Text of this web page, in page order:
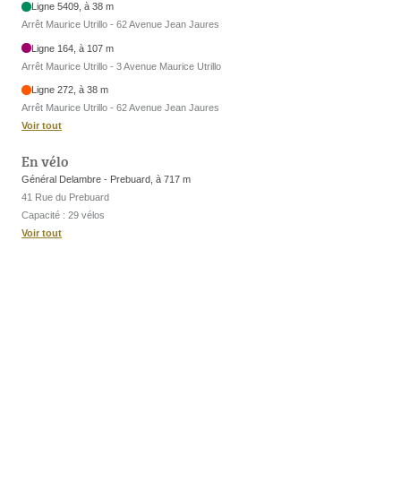
Ligne 5409, à 38 m
Arrêt Maurice Utrillo - 62 Avenue Jean Jaures
Ligne 164, à 107 m
Arrêt Maurice Utrillo - 3 Avenue Maurice Utrillo
Ligne 272, à 38 m
Arrêt Maurice Utrillo - 62 Avenue Jean Jaures
Voir tout
En vélo
Général Delambre - Prebuard, à 717 m
41 Rue du Prebuard
Capacité : 29 vélos
Voir tout